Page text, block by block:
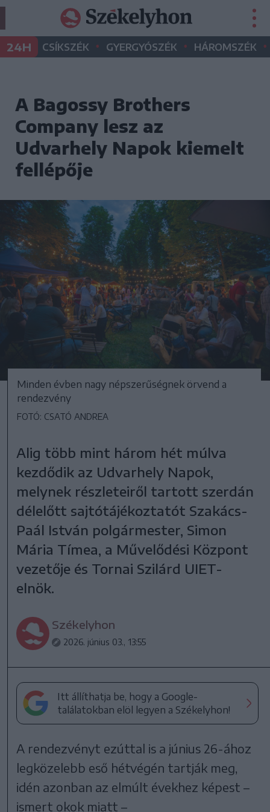
24H CSÍKSZÉK • GYERGYÓSZÉK • HÁROMSZÉK •
A Bagossy Brothers
Company lesz az
Udvarhely Napok kiemelt
fellépője
Minden évben nagy népszerűségnek örvend a
rendezvény
FOTÓ: CSATÓ ANDREA
Alig több mint három hét múlva
kezdődik az Udvarhely Napok,
melynek részleteiről tartott szerdán
délelőtt sajtótájékoztatót Szakács-
Paál István polgármester, Simon
Mária Tímea, a Művelődési Központ
vezetője és Tornai Szilárd UIET-
elnök.
Székelyhon
2026. június 03., 13:55
Itt állíthatja be, hogy a Google-
találatokban elöl legyen a Székelyhon!
A rendezvényt ezúttal is a június 26-ához
legközelebb eső hétvégén tartják meg,
idén azonban az elmúlt évekhez képest –
ismert okok miatt –